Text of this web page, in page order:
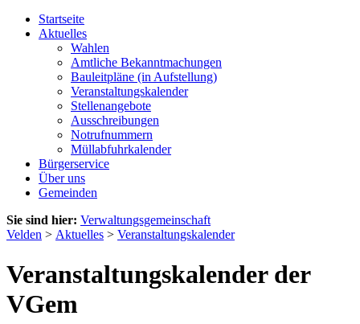
Startseite
Aktuelles
Wahlen
Amtliche Bekanntmachungen
Bauleitpläne (in Aufstellung)
Veranstaltungskalender
Stellenangebote
Ausschreibungen
Notrufnummern
Müllabfuhrkalender
Bürgerservice
Über uns
Gemeinden
Sie sind hier: Verwaltungsgemeinschaft
Velden > Aktuelles > Veranstaltungskalender
Veranstaltungskalender der
VGem